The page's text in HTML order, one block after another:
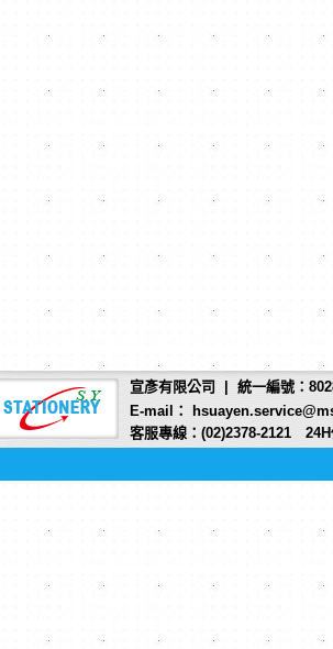
王華 OB-
支
宣彥有限公司 | 統一編號：
E-mail：
客服專線：(02)2378-2121 24H